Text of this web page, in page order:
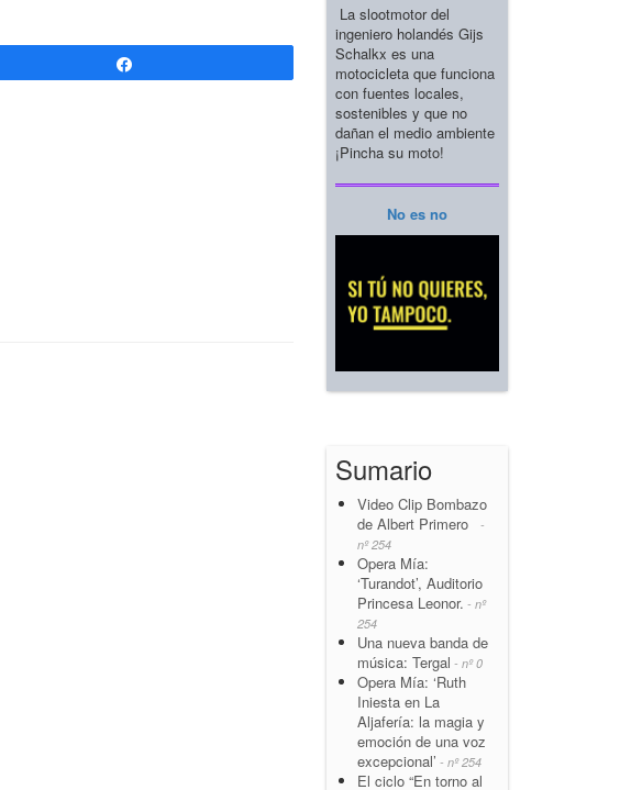
La slootmotor del
ingeniero holandés Gijs
Schalkx es una
motocicleta que funciona
con fuentes locales,
sostenibles y que no
dañan el medio ambiente
¡Pincha su moto!
No es no
Sumario
Video Clip Bombazo
de Albert Primero
-
nº 254
Opera Mía:
‘Turandot’, Auditorio
Princesa Leonor. - nº
254
Una nueva banda de
música: Tergal - nº 0
Opera Mía: ‘Ruth
Iniesta en La
Aljafería: la magia y
emoción de una voz
excepcional’ - nº 254
El ciclo “En torno al